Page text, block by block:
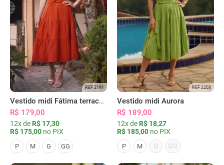
REF 2191
Vestido midi Fátima terracota
R$ 179,00
12x de R$ 17,30
R$ 175,00 no PIX
P M G GG
REF 2208
Vestido midi Aurora
R$ 189,00
12x de R$ 18,27
R$ 185,00 no PIX
P M G GG